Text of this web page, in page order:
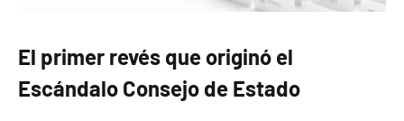
El primer revés que originó el
Escándalo Consejo de Estado